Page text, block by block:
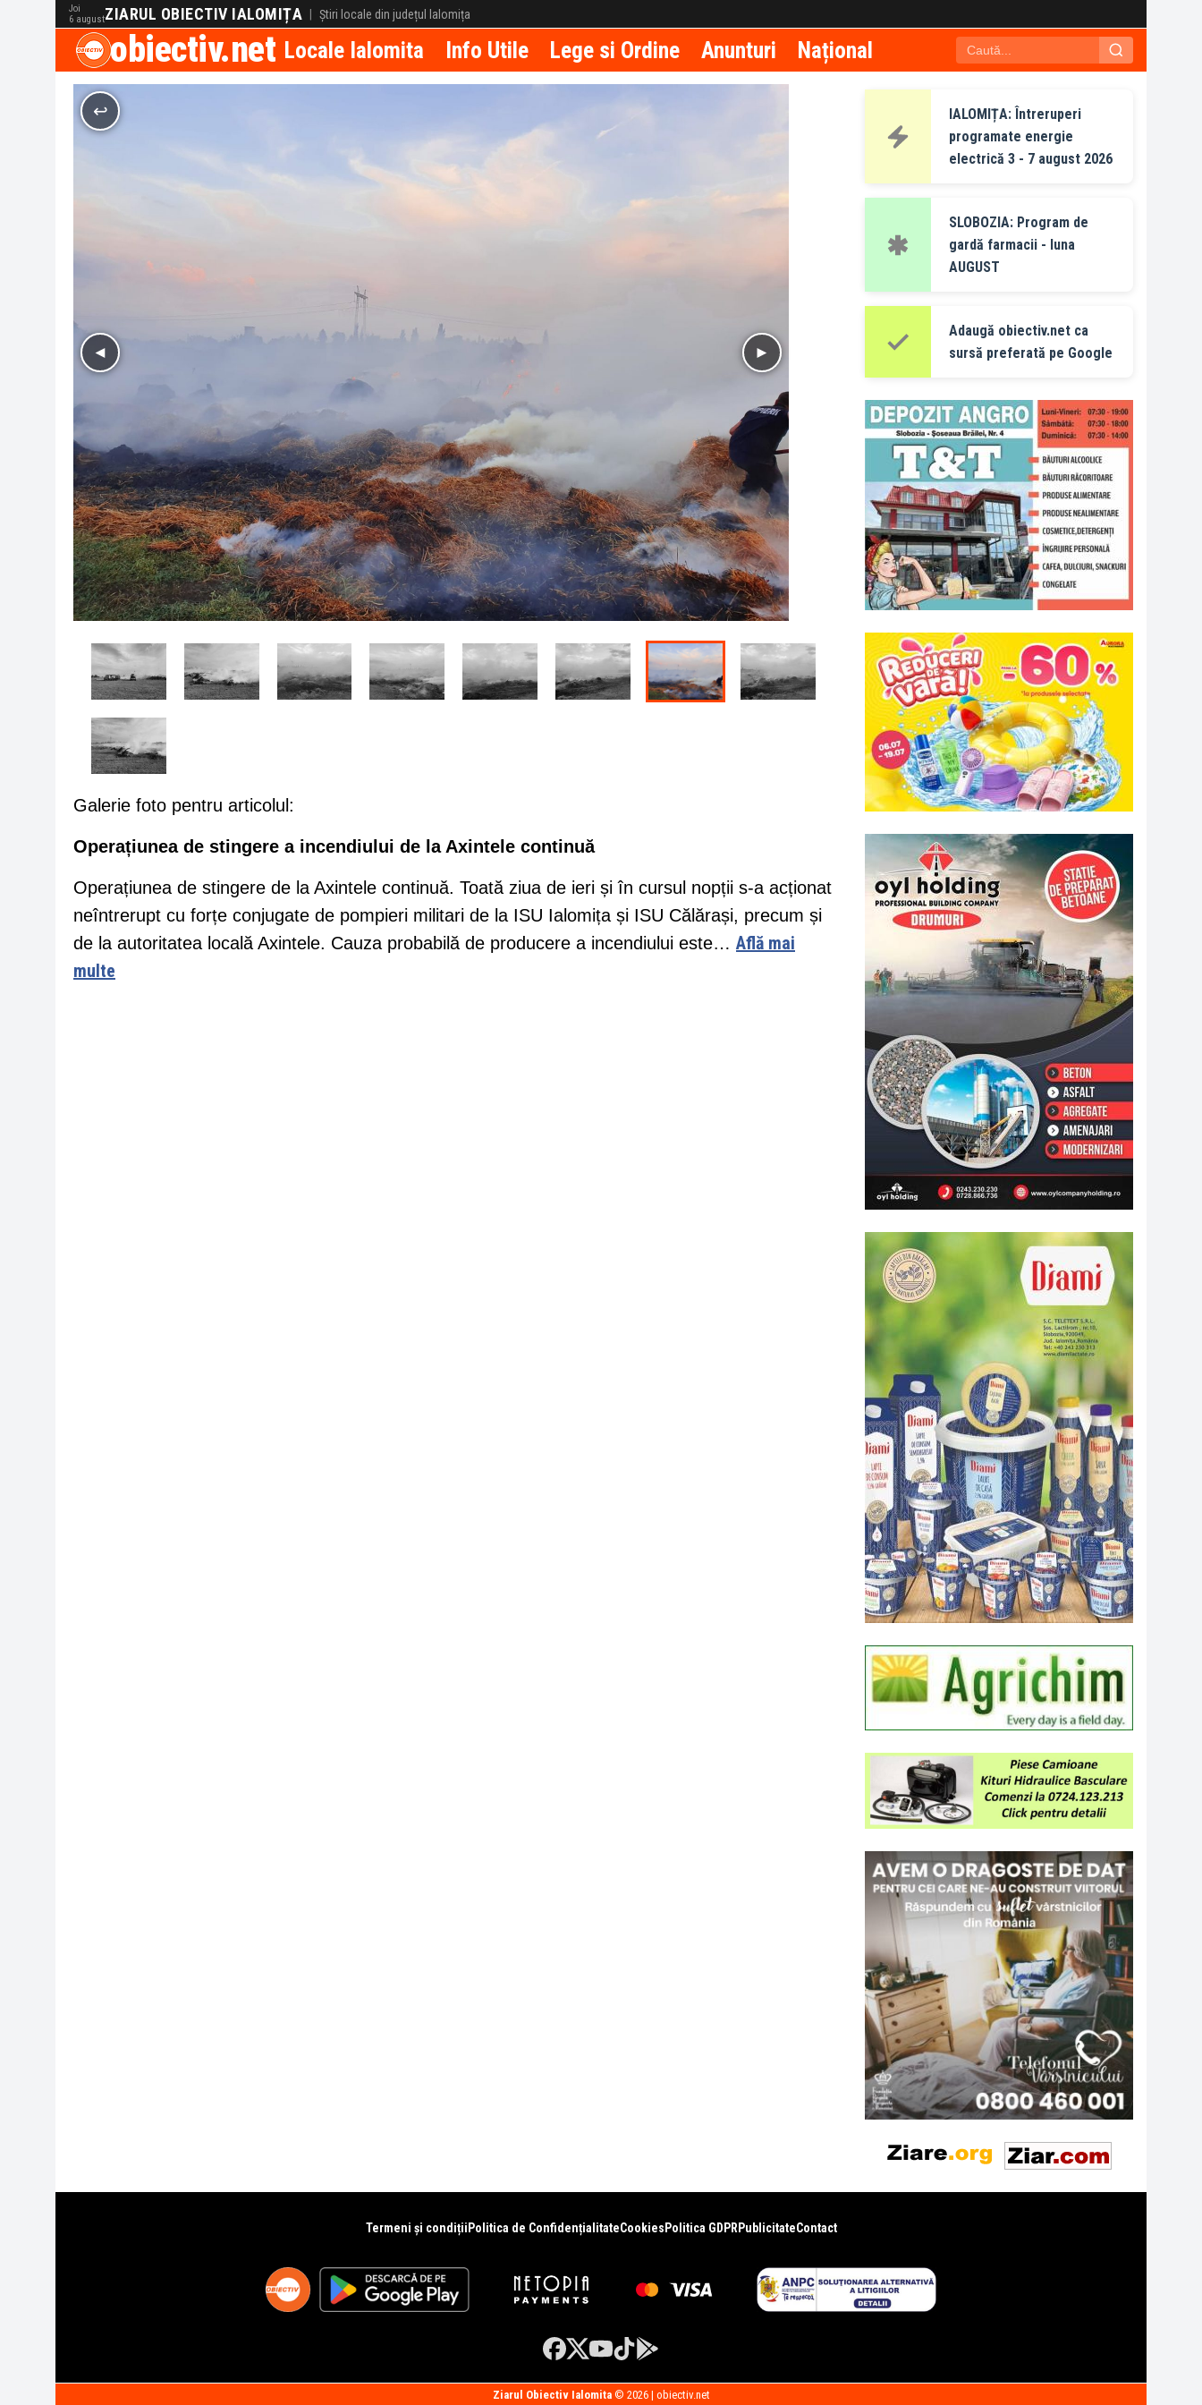
Joi
6 augustZIARUL OBIECTIV IALOMIȚA | Știri locale din județul Ialomița
obiectiv.net Locale Ialomita Info Utile Lege si Ordine Anunturi Național
Galerie foto pentru articolul:
Operațiunea de stingere a incendiului de la Axintele continuă
Operațiunea de stingere de la Axintele continuă. Toată ziua de ieri și în cursul nopții s-a acționat
neîntrerupt cu forțe conjugate de pompieri militari de la ISU Ialomița și ISU Călărași, precum și
de la autoritatea locală Axintele. Cauza probabilă de producere a incendiului este… Află mai
multe
IALOMIȚA: Întreruperi
programate energie
electrică 3 - 7 august 2026
SLOBOZIA: Program de
gardă farmacii - luna
AUGUST
Adaugă obiectiv.net ca
sursă preferată pe Google
Termeni și condiții Politica de ConfidențialitateCookies Politica GDPR PublicitateContact
Ziarul Obiectiv Ialomita© 2026 | obiectiv.net